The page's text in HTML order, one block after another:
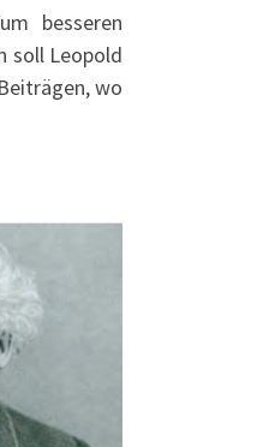
besseren
soll Leopold
wo